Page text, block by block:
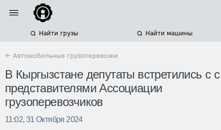
Найти грузы Найти машины
← Автомобильные грузоперевозки
В Кыргызстане депутаты встретились с с
представителями Ассоциации
грузоперевозчиков
11:02, 31 Октября 2024